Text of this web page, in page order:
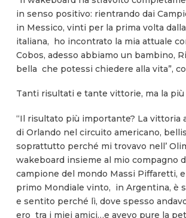
in senso positivo: rientrando dai
in Messico, vinti per la prima volta dalla
italiana, ho incontrato la mia attuale
Cobos, adesso abbiamo un bambino,
bella che potessi chiedere alla vita”,
Tanti risultati e tante vittorie, ma la
“Il risultato più importante? La vittoria
di Orlando nel circuito americano,
soprattutto perché mi trovavo nell’
wakeboard insieme al mio compagno
campione del mondo Massi Piffaretti,
primo Mondiale vinto, in Argentina, è
e sentito perché lì, dove spesso
ero tra i miei amici…e avevo pure la